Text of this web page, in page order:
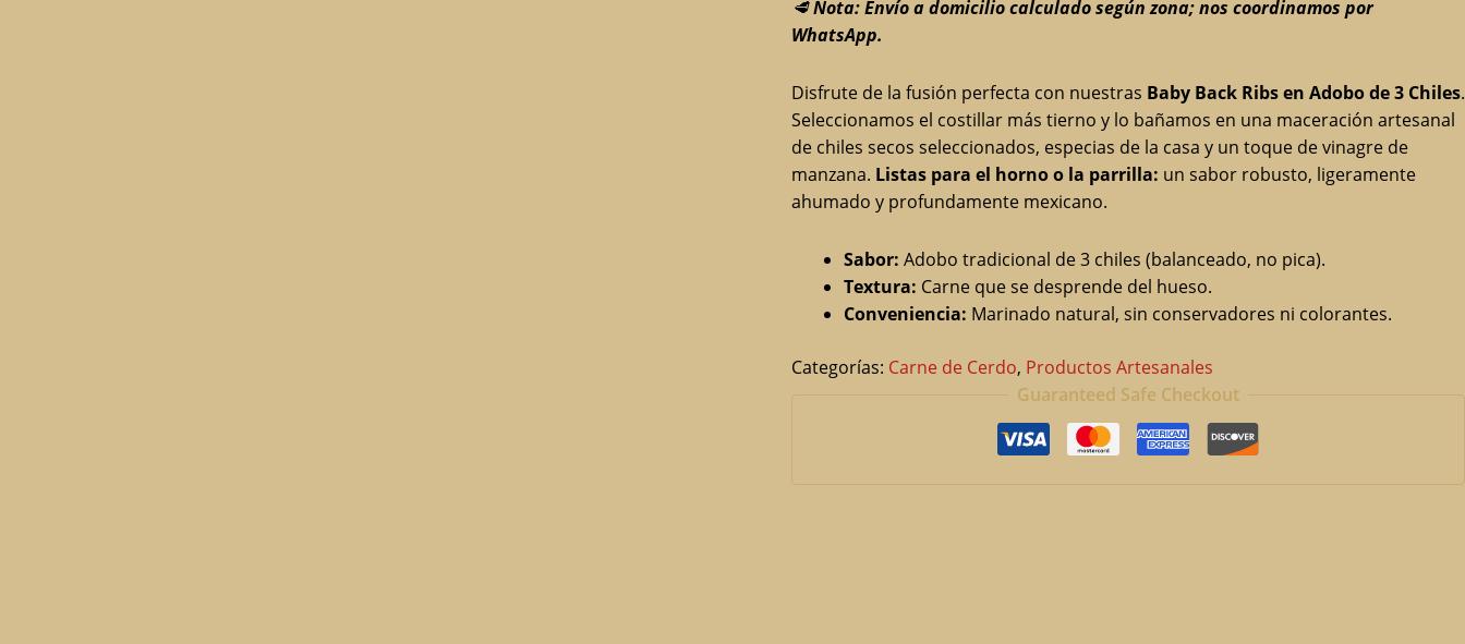
🥩Nota: Envío a domicilio calculado según zona; nos coordinamos por
WhatsApp.
Disfrute de la fusión perfecta con nuestras Baby Back Ribs en Adobo de 3 Chiles.
Seleccionamos el costillar más tierno y lo bañamos en una maceración artesanal
de chiles secos seleccionados, especias de la casa y un toque de vinagre de
manzana. Listas para el horno o la parrilla: un sabor robusto, ligeramente
ahumado y profundamente mexicano.
Sabor: Adobo tradicional de 3 chiles (balanceado, no pica).
Textura: Carne que se desprende del hueso.
Conveniencia: Marinado natural, sin conservadores ni colorantes.
Categorías: Carne de Cerdo, Productos Artesanales
Guaranteed Safe Checkout